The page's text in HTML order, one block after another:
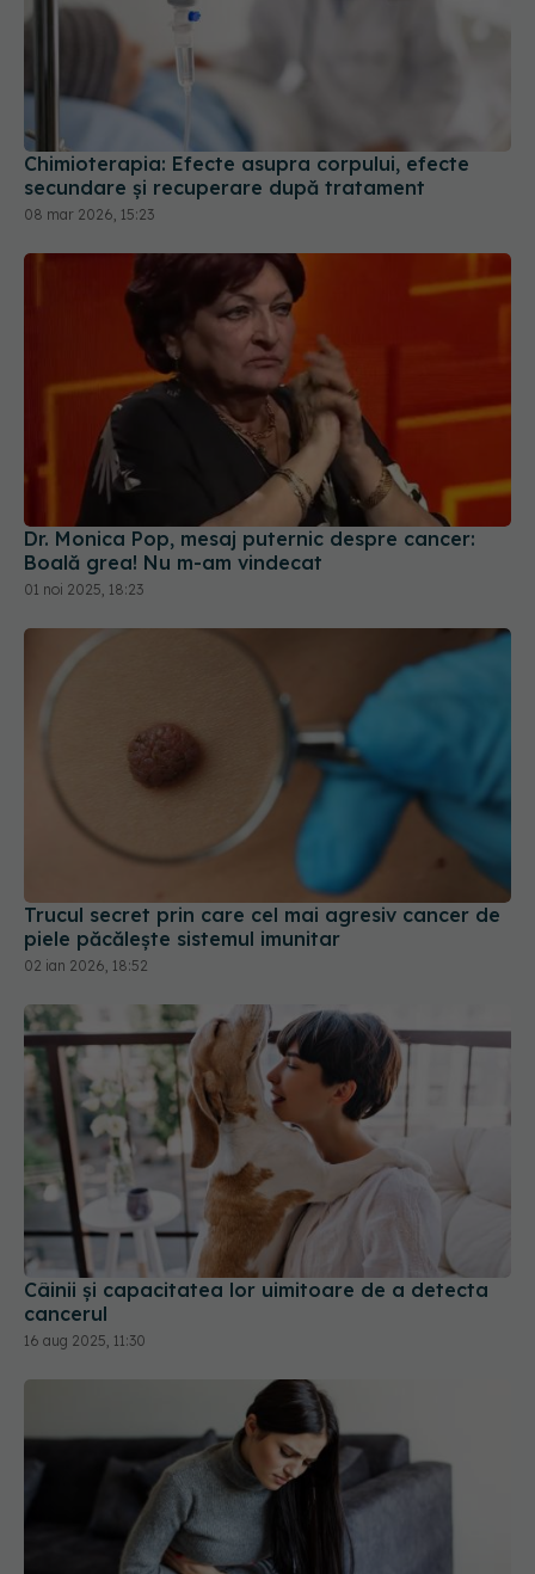
Chimioterapia: Efecte asupra corpului, efecte
secundare și recuperare după tratament
08 mar 2026, 15:23
Dr. Monica Pop, mesaj puternic despre cancer:
Boală grea! Nu m-am vindecat
01 noi 2025, 18:23
Trucul secret prin care cel mai agresiv cancer de
piele păcălește sistemul imunitar
02 ian 2026, 18:52
Câinii și capacitatea lor uimitoare de a detecta
cancerul
16 aug 2025, 11:30